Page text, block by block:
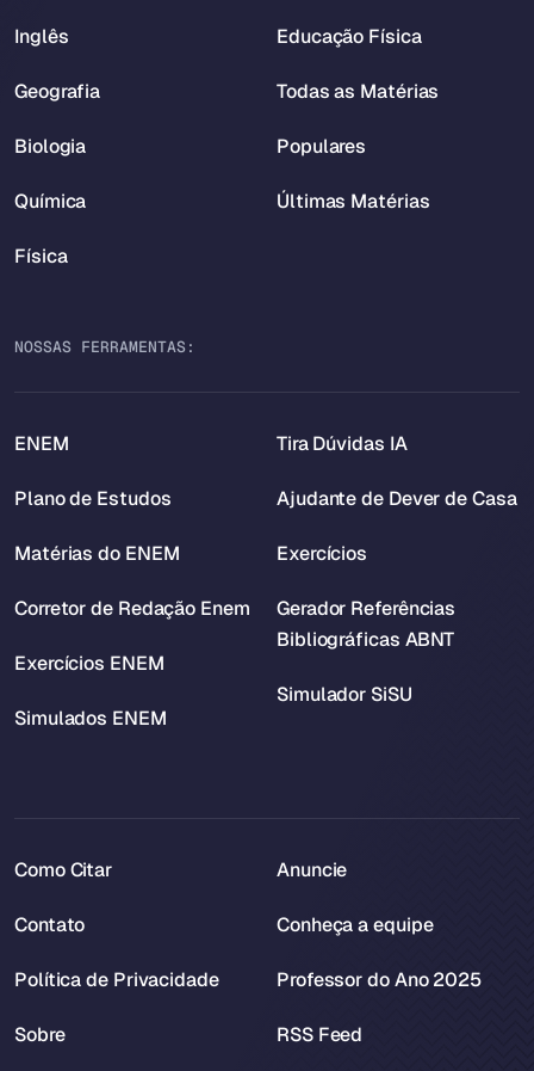
Inglês
Geografia
Biologia
Química
Física
Educação Física
Todas as Matérias
Populares
Últimas Matérias
NOSSAS FERRAMENTAS:
ENEM
Plano de Estudos
Matérias do ENEM
Corretor de Redação Enem
Exercícios ENEM
Simulados ENEM
Tira Dúvidas IA
Ajudante de Dever de Casa
Exercícios
Gerador Referências
Bibliográficas ABNT
Simulador SiSU
Como Citar
Contato
Política de Privacidade
Sobre
Anuncie
Conheça a equipe
Professor do Ano 2025
RSS Feed